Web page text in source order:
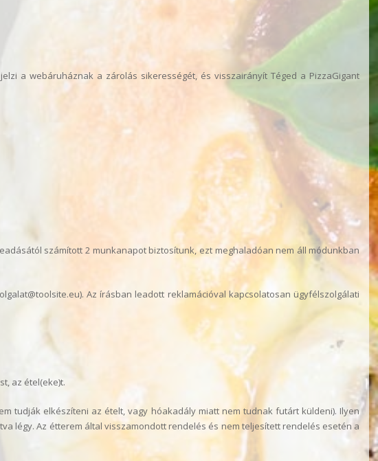
a webáruháznak a zárolás sikerességét, és visszairányít Téged a PizzaGigant
számított 2 munkanapot biztosítunk, ezt meghaladóan nem áll módunkban
Az írásban leadott reklamációval kapcsolatosan ügyfélszolgálati
az étel(eke)t.
tudják elkészíteni az ételt, vagy hóakadály miatt nem tudnak futárt küldeni). Ilyen
légy. Az étterem által visszamondott rendelés és nem teljesített rendelés esetén a